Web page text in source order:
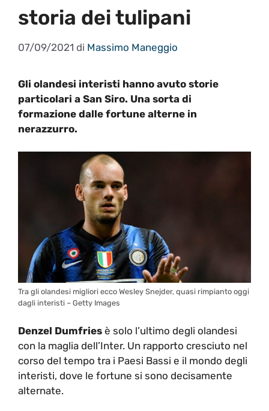
storia dei tulipani
07/09/2021 di Massimo Maneggio
Gli olandesi interisti hanno avuto storie
particolari a San Siro. Una sorta di
formazione dalle fortune alterne in
nerazzurro.
Tra gli olandesi migliori ecco Wesley Snejder, quasi rimpianto oggi
dagli interisti – Getty Images
Denzel Dumfries è solo l’ultimo degli olandesi
con la maglia dell’Inter. Un rapporto cresciuto nel
corso del tempo tra i Paesi Bassi e il mondo degli
interisti, dove le fortune si sono decisamente
alternate.